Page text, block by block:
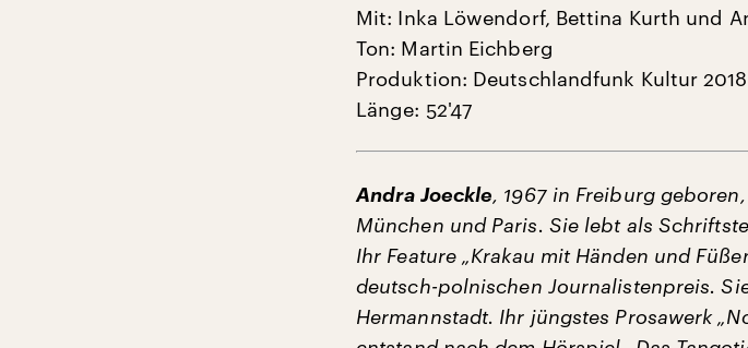
Mit: Inka Löwendorf, Bettina Kurth und
Ton: Martin Eichberg
Produktion: Deutschlandfunk Kultur 2018
Länge: 52'47
Andra Joeckle, 1967 in Freiburg
München und Paris. Sie lebt als
Ihr Feature „Krakau mit Händen und
deutsch-polnischen Journalistenpreis.
Hermannstadt. Ihr jüngstes Prosawerk